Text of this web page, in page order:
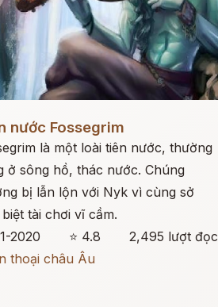
nước Fossegrim
là một loài tiên nước, thường
ở sông hồ, thác nước. Chúng
bị lẫn lộn với Nyk vì cùng sở
tài chơi vĩ cầm.
2020
⭐ 4.8
2,495 lượt đọc
thoại châu Âu